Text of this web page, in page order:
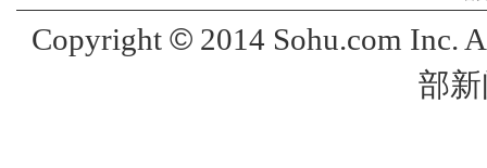
Copyright ©2014 Sohu.com Inc.
部